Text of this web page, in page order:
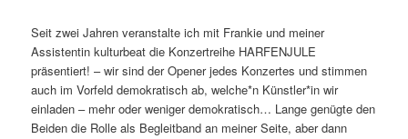
Seit zwei Jahren veranstalte ich mit Frankie und meiner
Assistentin kulturbeat die Konzertreihe HARFENJULE
präsentiert! – wir sind der Opener jedes Konzertes und stimmen
auch im Vorfeld demokratisch ab, welche*n Künstler*in wir
einladen – mehr oder weniger demokratisch… Lange genügte den
Beiden die Rolle als Begleitband an meiner Seite, aber dann